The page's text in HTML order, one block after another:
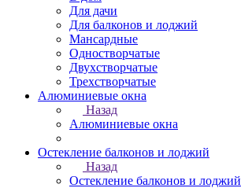
Для дачи
Для балконов и лоджий
Мансардные
Одностворчатые
Двухстворчатые
Трехстворчатые
Алюминиевые окна
Назад
Алюминиевые окна
Остекление балконов и лоджий
Назад
Остекление балконов и лоджий